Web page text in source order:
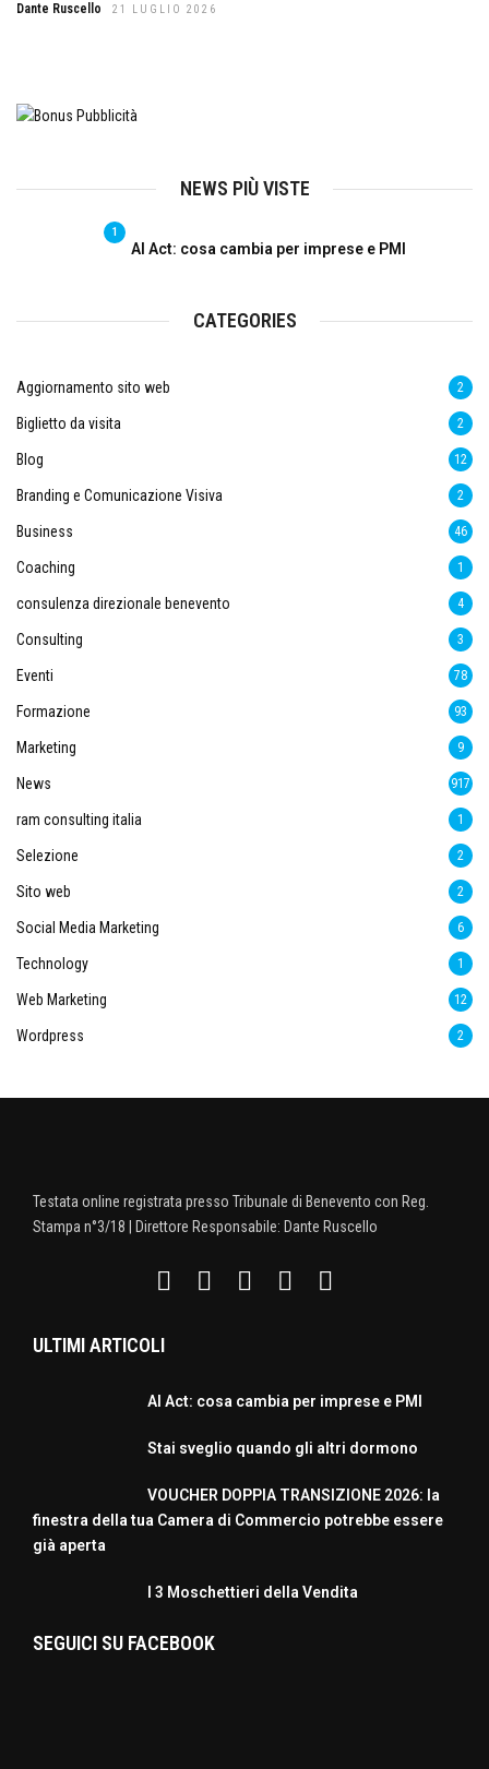
Dante Ruscello 21 LUGLIO 2026
NEWS PIÙ VISTE
1
AI Act: cosa cambia per imprese e PMI
CATEGORIES
Aggiornamento sito web 2
Biglietto da visita 2
Blog 12
Branding e Comunicazione Visiva 2
Business 46
Coaching 1
consulenza direzionale benevento 4
Consulting 3
Eventi 78
Formazione 93
Marketing 9
News 917
ram consulting italia 1
Selezione 2
Sito web 2
Social Media Marketing 6
Technology 1
Web Marketing 12
Wordpress 2
Testata online registrata presso Tribunale di Benevento con Reg.
Stampa n°3/18 | Direttore Responsabile: Dante Ruscello
ULTIMI ARTICOLI
AI Act: cosa cambia per imprese e PMI
Stai sveglio quando gli altri dormono
VOUCHER DOPPIA TRANSIZIONE 2026: la
finestra della tua Camera di Commercio potrebbe essere
già aperta
I 3 Moschettieri della Vendita
SEGUICI SU FACEBOOK